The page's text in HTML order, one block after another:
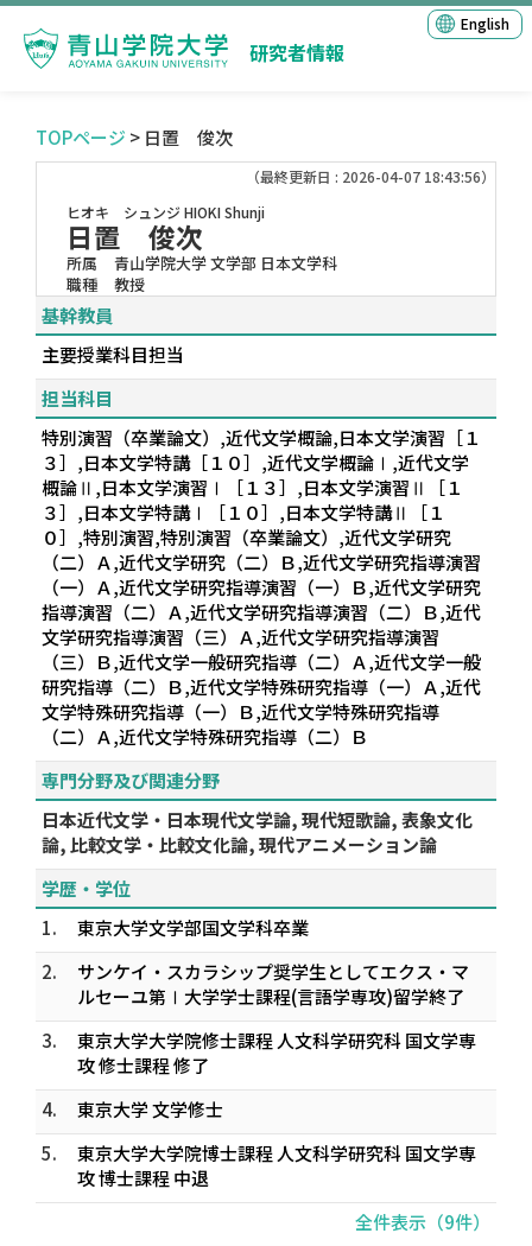
研究者情報
English
TOPページ > 日置 俊次
（最終更新日 : 2026-04-07 18:43:56）
ヒオキ シュンジ HIOKI Shunji
日置 俊次
所属
青山学院大学 文学部 日本文学科
職種
教授
基幹教員
主要授業科目担当
担当科目
特別演習（卒業論文）,近代文学概論,日本文学演習［１
３］,日本文学特講［１０］,近代文学概論Ⅰ,近代文学
概論Ⅱ,日本文学演習Ⅰ［１３］,日本文学演習Ⅱ［１
３］,日本文学特講Ⅰ［１０］,日本文学特講Ⅱ［１
０］,特別演習,特別演習（卒業論文）,近代文学研究
（二）Ａ,近代文学研究（二）Ｂ,近代文学研究指導演習
（一）Ａ,近代文学研究指導演習（一）Ｂ,近代文学研究
指導演習（二）Ａ,近代文学研究指導演習（二）Ｂ,近代
文学研究指導演習（三）Ａ,近代文学研究指導演習
（三）Ｂ,近代文学一般研究指導（二）Ａ,近代文学一般
研究指導（二）Ｂ,近代文学特殊研究指導（一）Ａ,近代
文学特殊研究指導（一）Ｂ,近代文学特殊研究指導
（二）Ａ,近代文学特殊研究指導（二）Ｂ
専門分野及び関連分野
日本近代文学・日本現代文学論, 現代短歌論, 表象文化
論, 比較文学・比較文化論, 現代アニメーション論
学歴・学位
1.
東京大学文学部国文学科卒業
2.
サンケイ・スカラシップ奨学生としてエクス・マ
ルセーユ第Ⅰ大学学士課程(言語学専攻)留学終了
3.
東京大学大学院修士課程 人文科学研究科 国文学専
攻 修士課程 修了
4.
東京大学 文学修士
5.
東京大学大学院博士課程 人文科学研究科 国文学専
攻 博士課程 中退
全件表示（9件）